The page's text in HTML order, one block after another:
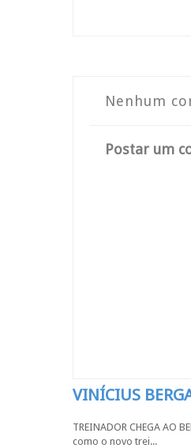
Nenhum
Postar um
VINÍCIUS
TREINADOR CHEGA AO
como o novo trei...